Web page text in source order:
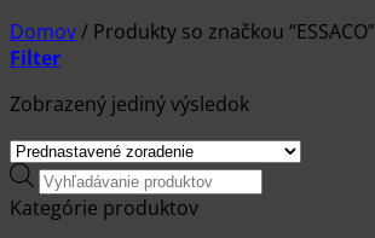
Domov/ Produkty so značkou “ESSACO”
Filter
Zobrazený jediný výsledok
Products
search
Kategórie produktov